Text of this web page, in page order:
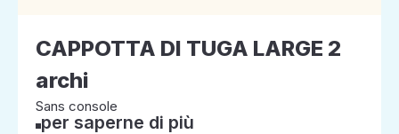
CAPPOTTA DI TUGA LARGE 2
archi
Sans console
per saperne di più